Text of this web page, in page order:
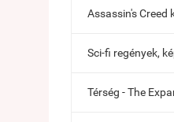
Assassin's Creed
Sci-fi regények,
Térség - The